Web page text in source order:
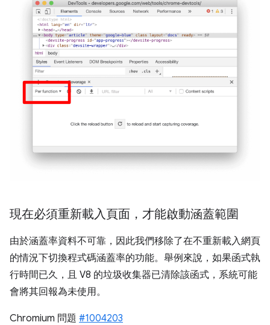
現在必須重新載入頁面，才能啟動涵蓋範圍
由於涵蓋率資料不可靠，因此我們移除了在不重新載入網頁
的情況下切換程式碼涵蓋率的功能。舉例來說，如果函式執
行時間已久，且 V8 的垃圾收集器已清除該函式，系統可能
會將其回報為未使用。
Chromium 問題 #1004203